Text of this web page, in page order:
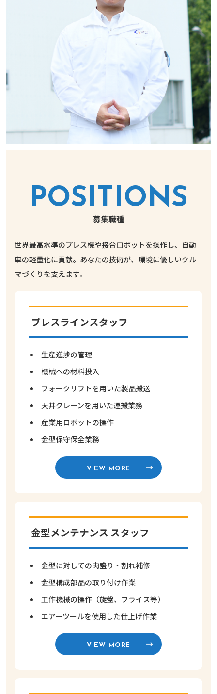
POSITIONS
募集職種
世界最高水準のプレス機や接合ロボットを操作し、自動
車の軽量化に貢献。 あなたの技術が、環境に優しいクル
マづくりを支えます。
プレスラインスタッフ
生産進捗の管理
機械への材料投入
フォークリフトを用いた製品搬送
天井クレーンを用いた運搬業務
産業用ロボットの操作
金型保守保全業務
VIEW MORE
金型メンテナンス スタッフ
金型に対しての肉盛り・割れ補修
金型構成部品の取り付け作業
工作機械の操作（旋盤、フライス等）
エアーツールを使用した仕上げ作業
VIEW MORE